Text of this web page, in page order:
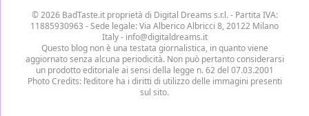
© 2026 BadTaste.it proprietà di Digital Dreams s.r.l.- Partita IVA:
11885930963 - Sede legale: Via Alberico Albricci 8, 20122 Milano
Italy - info@digitaldreams.it
Questo blog non è una testata giornalistica, in quanto viene
aggiornato senza alcuna periodicità. Non può pertanto considerarsi
un prodotto editoriale ai sensi della legge n. 62 del 07.03.2001
Photo Credits: l’editore ha i diritti di utilizzo delle immagini presenti
sul sito.